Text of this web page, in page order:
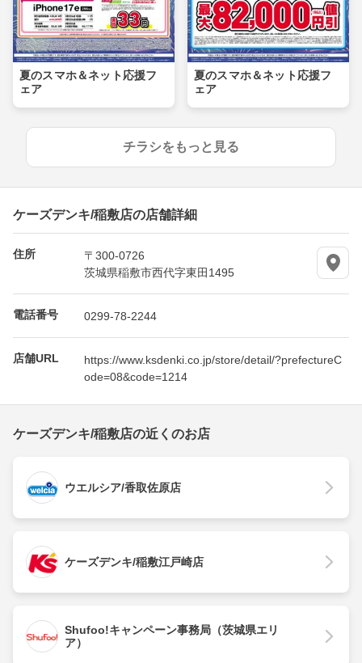
夏のスマホ＆ネット応援フ
ェア
夏のスマホ＆ネット応援フ
ェア
チラシをもっと見る
ケーズデンキ/稲敷店の店舗詳細
住所
〒300-0726
茨城県稲敷市西代字東田1495
電話番号 0299-78-2244
店舗URL
https://www.ksdenki.co.jp/store/detail/?prefectureC
ode=08&code=1214
ケーズデンキ/稲敷店の近くのお店
ウエルシア/香取佐原店
ケーズデンキ/稲敷江戸崎店
Shufoo!キャンペーン事務局（茨城県エリ
ア）